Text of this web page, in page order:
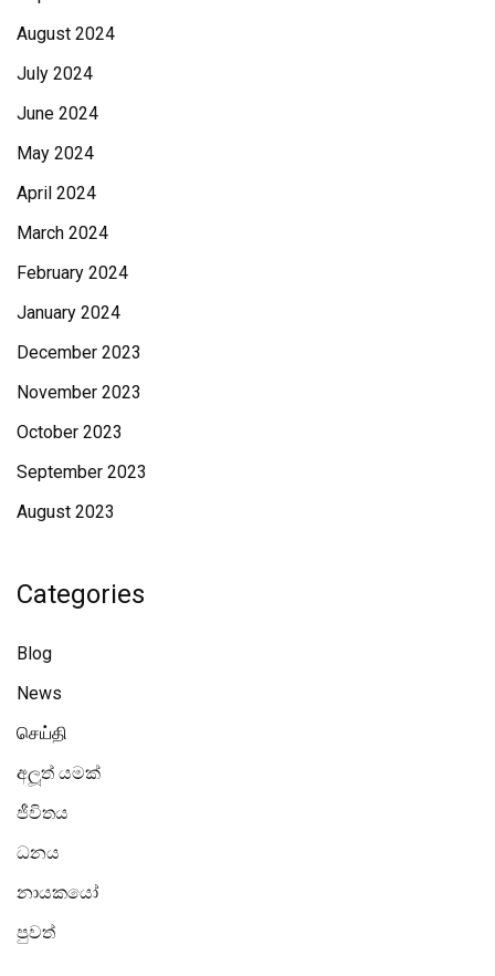
August 2024
July 2024
June 2024
May 2024
April 2024
March 2024
February 2024
January 2024
December 2023
November 2023
October 2023
September 2023
August 2023
Categories
Blog
News
செய்தி
අලූත් යමක්
ජීවිතය
ධනය
නායකයෝ
පුවත්